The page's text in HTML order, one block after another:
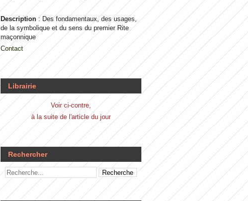
Description : Des fondamentaux, des usages,
de la symbolique et du sens du premier Rite
maçonnique
Contact
Librairie
Voir ci-contre,
à la suite de l'article du jour
Rechercher